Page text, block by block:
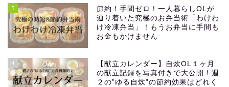
3
節約！手間ゼロ！一人暮らしOLが
辿り着いた究極のお弁当術「わけわ
け冷凍弁当」！もうお弁当に手間も
お金もかけません
4
【献立カレンダー】自炊OL１ヶ月
の献立記録を写真付きで大公開！週
２の”ゆる自炊”の節約効果はどれく